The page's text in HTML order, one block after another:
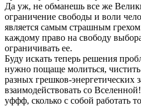
Да уж, не обманешь все же
ограничение свободы и воли
является самым страшным
каждому право на свободу
ограничивать ее.
Буду искать теперь решения
нужно пощаще молиться,
разных грешков-энергетических
взаимодействовать со
уффф, сколько с собой работать